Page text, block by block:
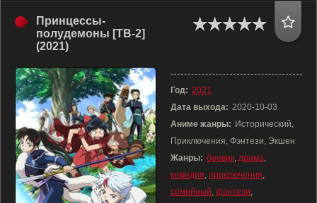
Принцессы-
полудемоны [ТВ-2]
(2021)
Год: 2021
Дата выхода: 2020-10-03
Аниме жанры: Исторический,
Приключения, Фэнтези, Экшен
Жанры: боевик, драма,
комедия, приключения,
семейный, фэнтези,